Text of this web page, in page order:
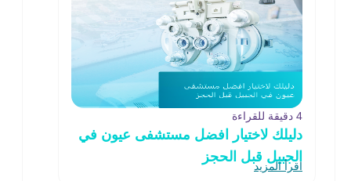
4 دقيقة للقراءة
دليلك لاختيار افضل مستشفى عيون في
الجبيل قبل الحجز
اقرأ المزيد